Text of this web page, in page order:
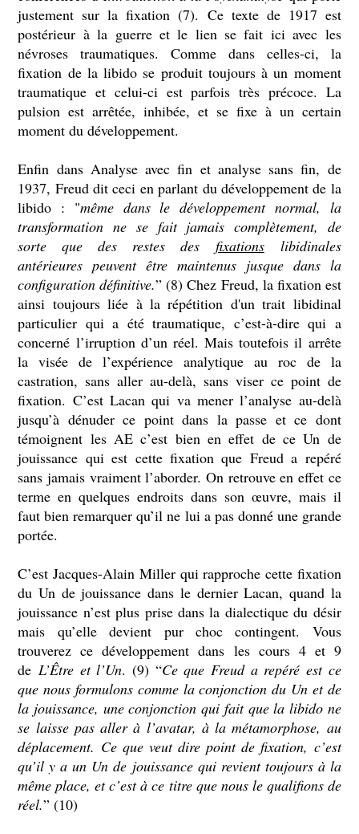
justement sur la fixation (7). Ce texte de 1917 est
postérieur à la guerre et le lien se fait ici avec les
névroses traumatiques. Comme dans celles-ci, la
fixation de la libido se produit toujours à un moment
traumatique et celui-ci est parfois très précoce. La
pulsion est arrêtée, inhibée, et se fixe à un certain
moment du développement.
Enfin dans Analyse avec fin et analyse sans fin, de
1937, Freud dit ceci en parlant du développement de la
libido : "même dans le développement normal, la
transformation ne se fait jamais complètement, de
sorte que des restes des fixationslibidinales
antérieures peuvent être maintenus jusque dans la
configuration définitive.” (8) Chez Freud, la fixation est
ainsi toujours liée à la répétition d'un trait libidinal
particulier qui a été traumatique, c’est-à-dire qui a
concerné l’irruption d’un réel. Mais toutefois il arrête
la visée de l’expérience analytique au roc de la
castration, sans aller au-delà, sans viser ce point de
fixation. C’est Lacan qui va mener l’analyse au-delà
jusqu’à dénuder ce point dans la passe et ce dont
témoignent les AE c’est bien en effet de ce Un de
jouissance qui est cette fixation que Freud a repéré
sans jamais vraiment l’aborder. On retrouve en effet ce
terme en quelques endroits dans son œuvre, mais il
faut bien remarquer qu’il ne lui a pas donné une grande
portée.
C’est Jacques-Alain Miller qui rapproche cette fixation
du Un de jouissance dans le dernier Lacan, quand la
jouissance n’est plus prise dans la dialectique du désir
mais qu’elle devient pur choc contingent. Vous
trouverez ce développement dans les cours 4 et 9
deL’Être et l’Un. (9) “Ce que Freud a repéré est ce
que nous formulons comme la conjonction du Un et de
la jouissance, une conjonction qui fait que la libido ne
se laisse pas aller à l’avatar, à la métamorphose, au
déplacement. Ce que veut dire point de fixation, c’est
qu’il y a un Un de jouissance qui revient toujours à la
même place, et c’est à ce titre que nous le qualifions de
réel.” (10)